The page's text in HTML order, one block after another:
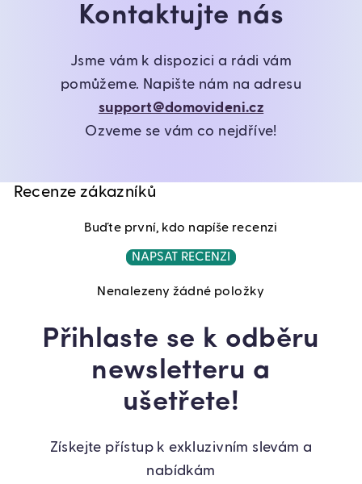
Kontaktujte nás
Jsme vám k dispozici a rádi vám
pomůžeme. Napište nám na adresu
support@domovideni.cz
Ozveme se vám co nejdříve!
Recenze zákazníků
Buďte první, kdo napíše recenzi
NAPSAT RECENZI
Nenalezeny žádné položky
Přihlaste se k odběru
newsletteru a
ušetřete!
Získejte přístup k exkluzivním slevám a
nabídkám